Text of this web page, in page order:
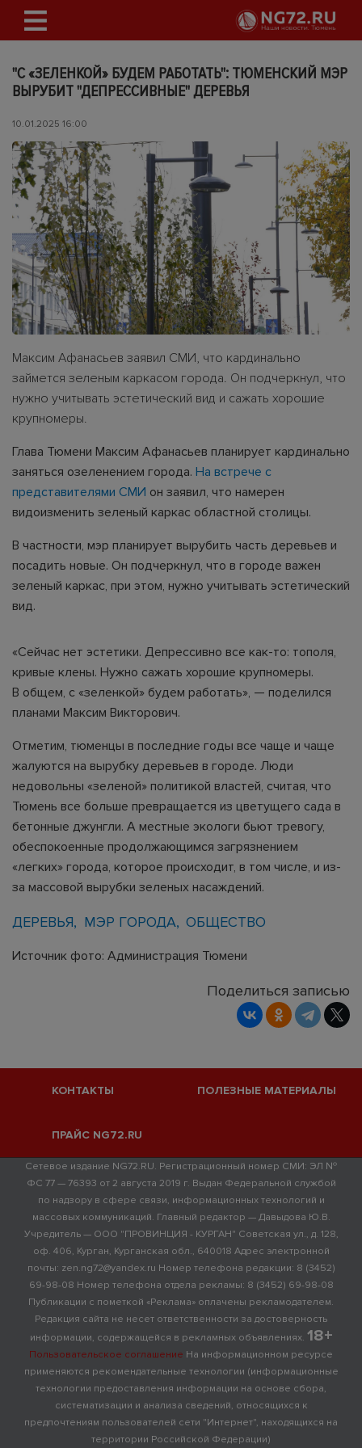
"С «ЗЕЛЕНКОЙ» БУДЕМ РАБОТАТЬ": ТЮМЕНСКИЙ МЭР
ВЫРУБИТ "ДЕПРЕССИВНЫЕ" ДЕРЕВЬЯ
10.01.2025 16:00
Максим Афанасьев заявил СМИ, что кардинально
займется зеленым каркасом города. Он подчеркнул, что
нужно учитывать эстетический вид и сажать хорошие
крупномеры.
Глава Тюмени Максим Афанасьев планирует кардинально
заняться озеленением города. На встрече с
представителями СМИ он заявил, что намерен
видоизменить зеленый каркас областной столицы.
В частности, мэр планирует вырубить часть деревьев и
посадить новые. Он подчеркнул, что в городе важен
зеленый каркас, при этом, нужно учитывать эстетический
вид.
«Сейчас нет эстетики. Депрессивно все как-то: тополя,
кривые клены. Нужно сажать хорошие крупномеры.
В общем, с «зеленкой» будем работать», — поделился
планами Максим Викторович.
Отметим, тюменцы в последние годы все чаще и чаще
жалуются на вырубку деревьев в городе. Люди
недовольны «зеленой» политикой властей, считая, что
Тюмень все больше превращается из цветущего сада в
бетонные джунгли. А местные экологи бьют тревогу,
обеспокоенные продолжающимся загрязнением
«легких» города, которое происходит, в том числе, и из-
за массовой вырубки зеленых насаждений.
ДЕРЕВЬЯ МЭР ГОРОДА ОБЩЕСТВО
Источник фото: Администрация Тюмени
Поделиться записью
КОНТАКТЫ ПОЛЕЗНЫЕ МАТЕРИАЛЫ
ПРАЙС NG72.RU
Сетевое издание NG72.RU. Регистрационный номер СМИ: ЭЛ №
ФС 77 — 76393 от 2 августа 2019 г. Выдан Федеральной службой
по надзору в сфере связи, информационных технологий и
массовых коммуникаций. Главный редактор — Давыдова Ю.В.
Учредитель — ООО "ПРОВИНЦИЯ - КУРГАН" Советская ул., д. 128,
оф. 406, Курган, Курганская обл., 640018 Адрес электронной
почты: zen.ng72@yandex.ru Номер телефона редакции: 8 (3452)
69-98-08 Номер телефона отдела рекламы: 8 (3452) 69-98-08
Публикации с пометкой «Реклама» оплачены рекламодателем.
Редакция сайта не несет ответственности за достоверность
информации, содержащейся в рекламных объявлениях. 18+
Пользовательское соглашение На информационном ресурсе
применяются рекомендательные технологии (информационные
технологии предоставления информации на основе сбора,
систематизации и анализа сведений, относящихся к
предпочтениям пользователей сети "Интернет", находящихся на
территории Российской Федерации)